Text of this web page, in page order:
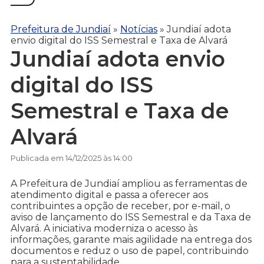
Prefeitura de Jundiaí » Notícias »Jundiaí adota
envio digital do ISS Semestral e Taxa de Alvará
Jundiaí adota envio
digital do ISS
Semestral e Taxa de
Alvará
Publicada em 14/12/2025 às 14:00
A Prefeitura de Jundiaí ampliou as ferramentas de
atendimento digital e passa a oferecer aos
contribuintes a opção de receber, por e-mail, o
aviso de lançamento do ISS Semestral e da Taxa de
Alvará. A iniciativa moderniza o acesso às
informações, garante mais agilidade na entrega dos
documentos e reduz o uso de papel, contribuindo